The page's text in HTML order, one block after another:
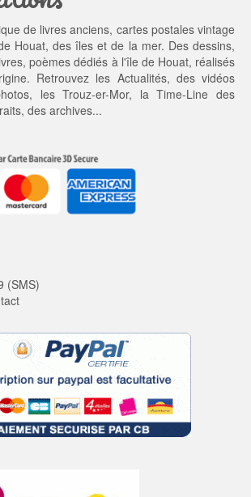
0,
0
0 €.
de livres anciens, cartes postales vintage
Houat, des îles et de la mer. Des dessins,
poèmes dédiés à l'île de Houat, réalisés
Retrouvez les Actualités, des vidéos
, lesTrouz-er-Mor, laTime-Line des
des archives...
(SMS)